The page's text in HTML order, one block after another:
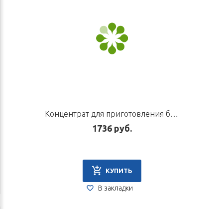
Концентрат для приготовления безалкогольного напитка «Фан Фэн», 10 пакетиков по 5 г
1736 руб.
КУПИТЬ
В закладки